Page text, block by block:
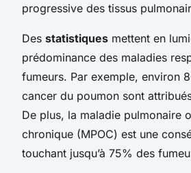
progressive des tissus
Des statistiques mettent en
prédominance des maladies
fumeurs. Par exemple, environ
cancer du poumon sont
De plus, la maladie pulmonaire
chronique (MPOC) est une
touchant jusqu’à 75% des